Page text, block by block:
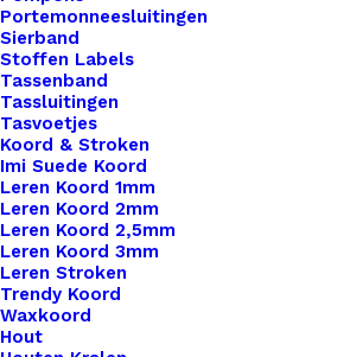
Portemonneesluitingen
Sierband
Stoffen Labels
Tassenband
Tassluitingen
Tasvoetjes
Koord & Stroken
Imi Suede Koord
Leren Koord 1mm
Leren Koord 2mm
Leren Koord 2,5mm
Leren Koord 3mm
Leren Stroken
Trendy Koord
Waxkoord
Hout